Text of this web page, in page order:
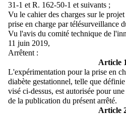
31-1 et R. 162-50-1 et suivants ;
Vu le cahier des charges sur le
prise en charge par télésurveillance
Vu l'avis du comité technique de
11 juin 2019,
Arrêtent :
Article 1
L'expérimentation pour la prise en
diabète gestationnel, telle que
visé ci-dessus, est autorisée pour
de la publication du présent arrêté.
Article